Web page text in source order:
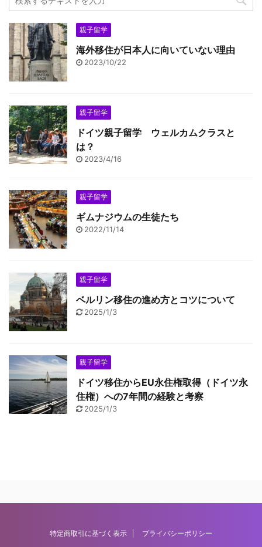
親子留学
海外移住が日本人に向いていない理由
2023/10/22
親子留学
ドイツ親子留学 ウェルカムクラスと
は？
2023/4/16
親子留学
ギムナジウムの生徒たち
2022/11/14
親子留学
ベルリン移住の進め方とコツについて
2025/1/3
親子留学
ドイツ移住からEU永住権取得（ドイツ永
住権）への7年間の経験と考察
2025/1/3
特定商取引に基づく表示 プライバシーポリシー